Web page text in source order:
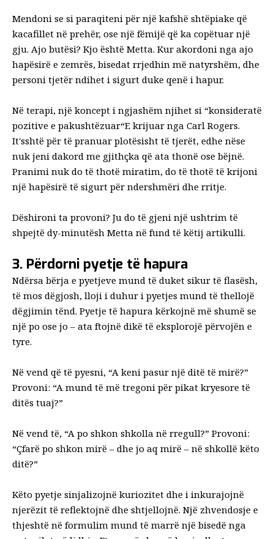
Mendoni se si paraqiteni për një kafshë shtëpiake që
kacafillet në prehër, ose një fëmijë që ka copëtuar një
gju. Ajo butësi? Kjo është Metta. Kur akordoni nga ajo
hapësirë ​​e zemrës, bisedat rrjedhin më natyrshëm, dhe
personi tjetër ndihet i sigurt duke qenë i hapur.
Në terapi, një koncept i ngjashëm njihet si “konsideratë
pozitive e pakushtëzuar“E krijuar nga Carl Rogers.
It'sshtë për të pranuar plotësisht të tjerët, edhe nëse
nuk jeni dakord me gjithçka që ata thonë ose bëjnë.
Pranimi nuk do të thotë miratim, do të thotë të krijoni
një hapësirë ​​të sigurt për ndershmëri dhe rritje.
Dëshironi ta provoni? Ju do të gjeni një ushtrim të
shpejtë dy-minutësh Metta në fund të këtij artikulli.
3. Përdorni pyetje të hapura
Ndërsa bërja e pyetjeve mund të duket sikur të flasësh,
të mos dëgjosh, lloji i duhur i pyetjes mund të thellojë
dëgjimin tënd. Pyetje të hapura kërkojnë më shumë se
një po ose jo – ata ftojnë dikë të eksplorojë përvojën e
tyre.
Në vend që të pyesni, “A keni pasur një ditë të mirë?”
Provoni: “A mund të më tregoni për pikat kryesore të
ditës tuaj?”
Në vend të, “A po shkon shkolla në rregull?” Provoni:
“Çfarë po shkon mirë – dhe jo aq mirë – në shkollë këto
ditë?”
Këto pyetje sinjalizojnë kuriozitet dhe i inkurajojnë
njerëzit të reflektojnë dhe shtjellojnë. Një zhvendosje e
thjeshtë në formulim mund të marrë një bisedë nga